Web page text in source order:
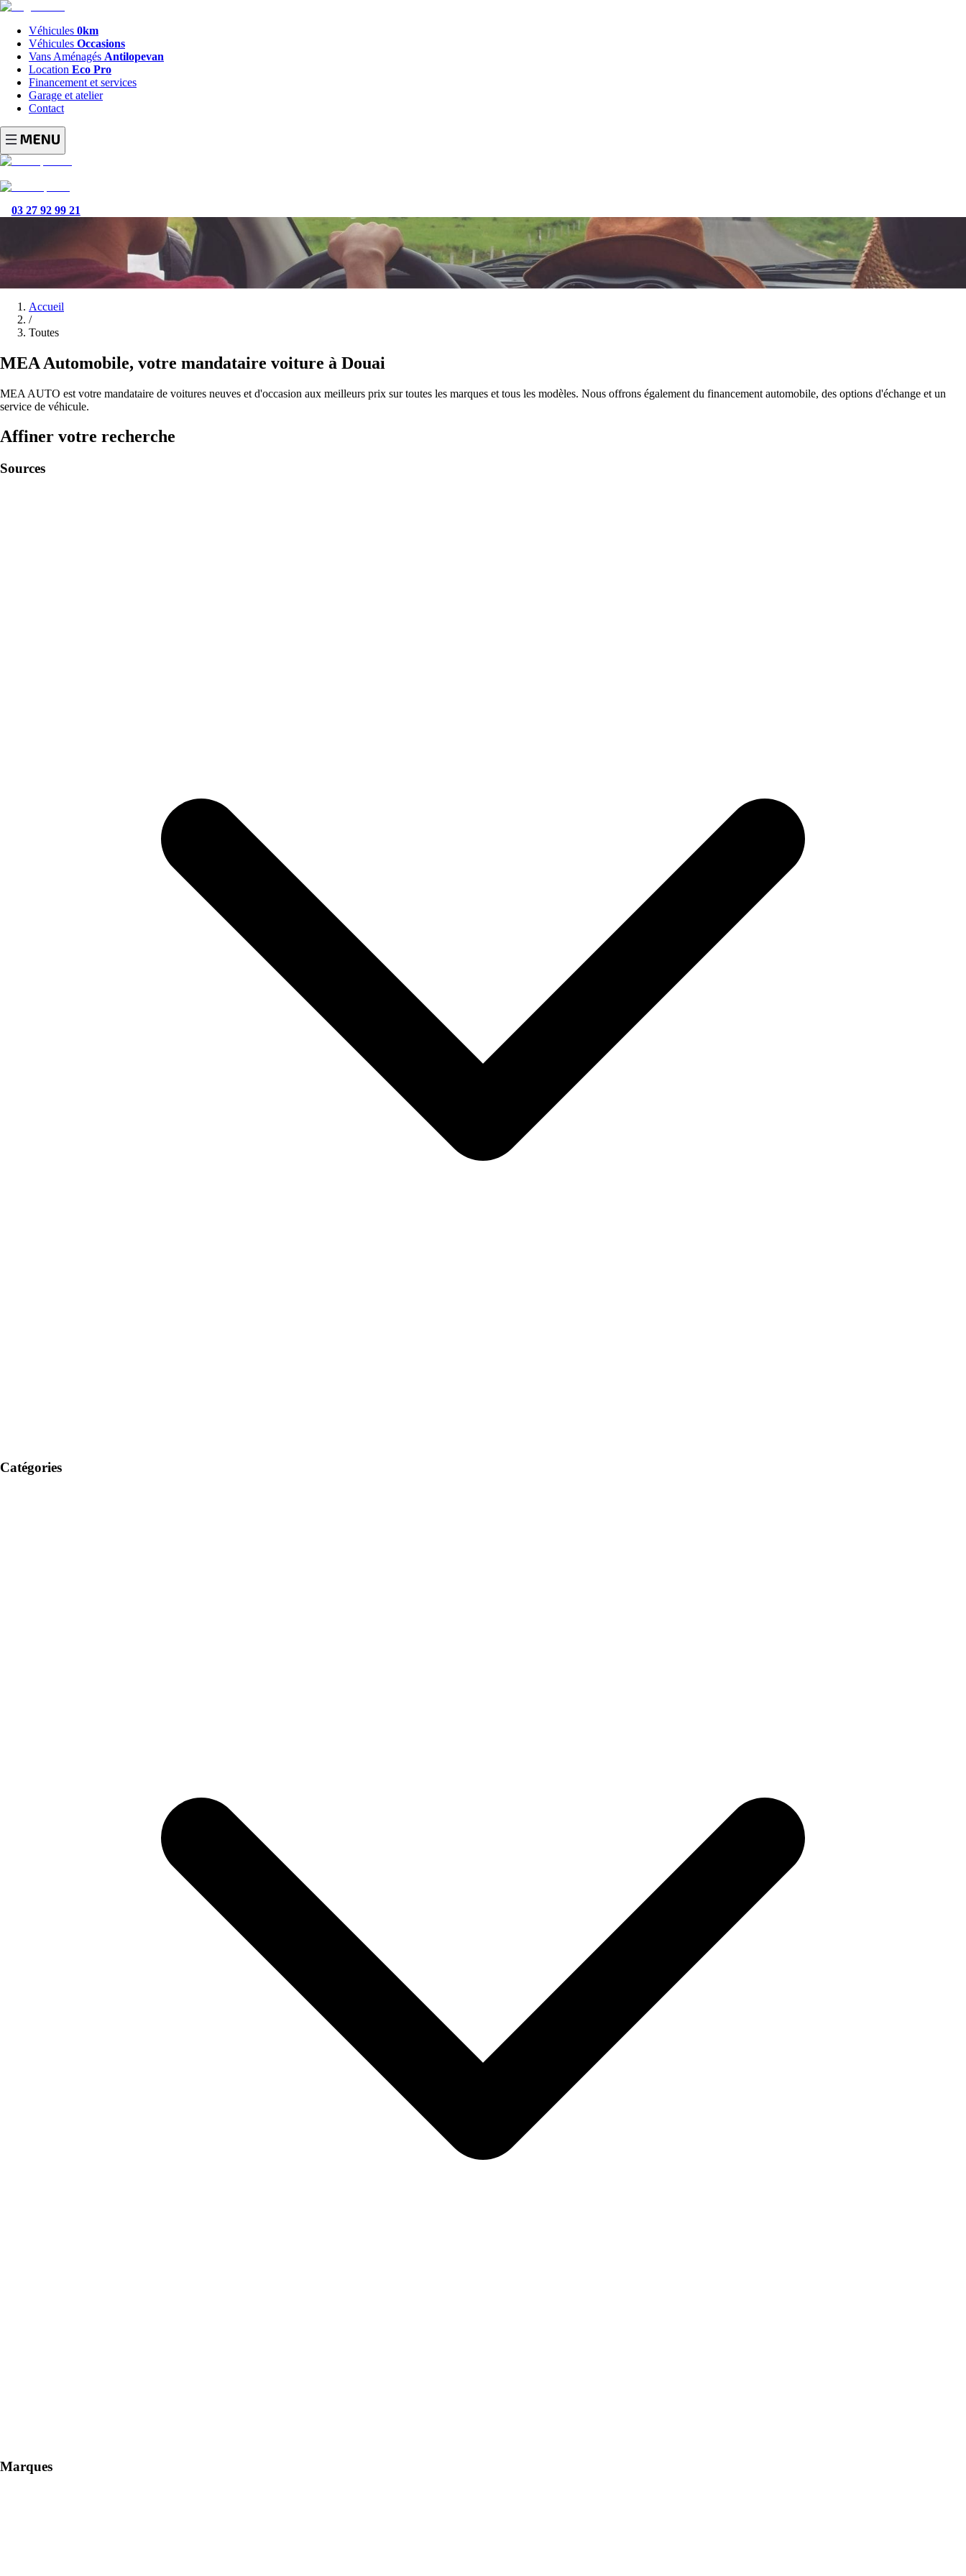
Véhicules 0km
Véhicules Occasions
Vans Aménagés Antilopevan
Location Eco Pro
Financement et services
Garage et atelier
Contact
03 27 92 99 21
Accueil
/
Toutes
MEA Automobile, votre mandataire voiture à Douai
MEA AUTO est votre mandataire de voitures neuves et d'occasion aux meilleurs prix sur toutes les marques et tous les modèles. Nous offrons également du financement automobile, des options d'échange et un
service de véhicule.
Affiner votre recherche
Sources
Catégories
Marques